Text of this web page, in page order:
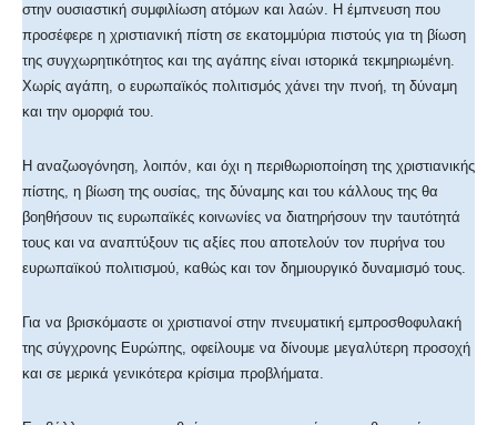
στην ουσιαστική συμφιλίωση ατόμων και λαών. Η έμπνευση που
προσέφερε η χριστιανική πίστη σε εκατομμύρια πιστούς για τη βίωση
της συγχωρητικότητος και της αγάπης είναι ιστορικά τεκμηριωμένη.
Χωρίς αγάπη, ο ευρωπαϊκός πολιτισμός χάνει την πνοή, τη δύναμη
και την ομορφιά του.
Η αναζωογόνηση, λοιπόν, και όχι η περιθωριοποίηση της χριστιανικής
πίστης, η βίωση της ουσίας, της δύναμης και του κάλλους της θα
βοηθήσουν τις ευρωπαϊκές κοινωνίες να διατηρήσουν την ταυτότητά
τους και να αναπτύξουν τις αξίες που αποτελούν τον πυρήνα του
ευρωπαϊκού πολιτισμού, καθώς και τον δημιουργικό δυναμισμό τους.
Για να βρισκόμαστε οι χριστιανοί στην πνευματική εμπροσθοφυλακή
της σύγχρονης Ευρώπης, οφείλουμε να δίνουμε μεγαλύτερη προσοχή
και σε μερικά γενικότερα κρίσιμα προβλήματα.